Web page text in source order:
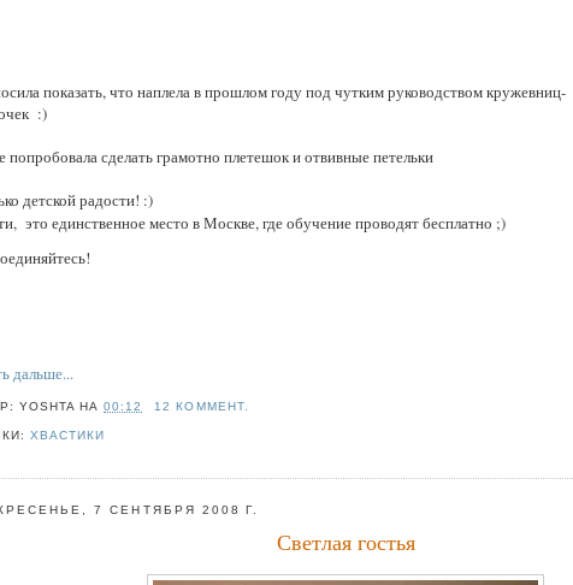
показать, что наплела в прошлом году под чутким руководством кружевниц-
:)
попробовала сделать грамотно плетешок и отвивные петельки
детской радости! :)
это единственное место в Москве, где обучение проводят бесплатно ;)
дальше...
YOSHTA НА00:12 12 КОММЕНТ.
ХВАСТИКИ
7 СЕНТЯБРЯ 2008 Г.
Светлая гостья